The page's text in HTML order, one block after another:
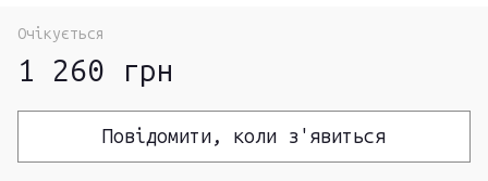
Очікується
1 260 грн
Повідомити, коли з'явиться